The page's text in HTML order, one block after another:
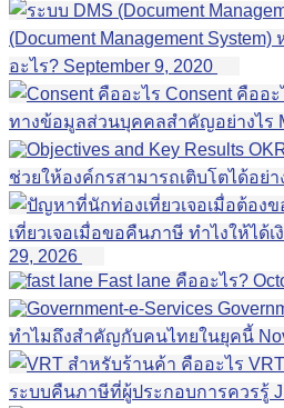
(Document Management
อะไร? September 9, 2020
Consent คืออ
ทางข้อมูลส่วนบุคคลสำคัญอย่างไร
ช่วยให้องค์กรสามารถเติบโตได้อย่า
เที่ยวเจอเมื่อขอคืนภาษี ทำไงให้ได้
29, 2026
Fast lane คืออะไร?
ทำไมถึงสำคัญกับคนไทยในยุคนี้
ระบบคืนภาษีที่ผู้ประกอบการควรรู้